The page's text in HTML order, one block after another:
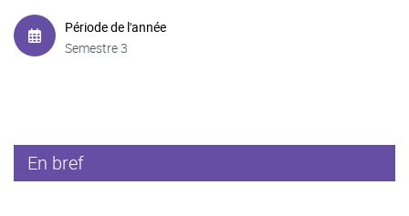
Période de l'année
Semestre 3
En bref